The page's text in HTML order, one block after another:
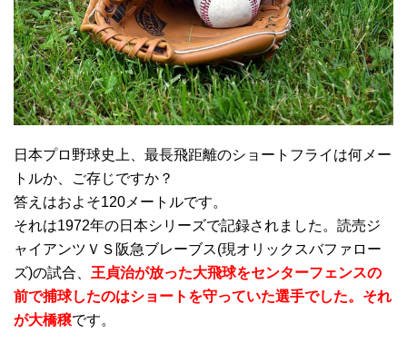
日本プロ野球史上、最長飛距離のショートフライは何メー
トルか、ご存じですか？
答えはおよそ120メートルです。
それは1972年の日本シリーズで記録されました。読売ジ
ャイアンツＶＳ阪急ブレーブス(現オリックスバファロー
ズ)の試合、 王貞治が放った大飛球をセンターフェンスの
前で捕球したのはショートを守っていた選手でした。それ
が大橋穣です。